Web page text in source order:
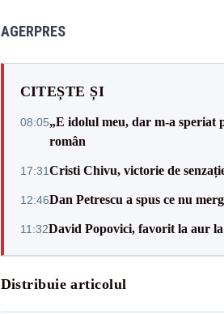
AGERPRES
CITEȘTE ȘI
08:05„E idolul meu, dar m-a speriat
român
17:31Cristi Chivu, victorie de
12:46Dan Petrescu a spus ce nu
11:32David Popovici, favorit la aur
Distribuie articolul